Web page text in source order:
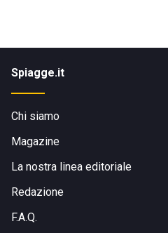
Spiagge.it
Chi siamo
Magazine
La nostra linea editoriale
Redazione
F.A.Q.